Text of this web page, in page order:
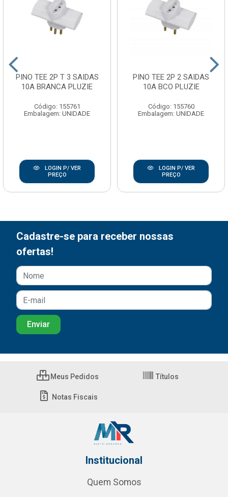
PINO TEE 2P T 3 SAIDAS
10A BRANCA PLUZIE
Código: 155761
Embalagem: UNIDADE
LOGIN P/ VER
PREÇO
PINO TEE 2P 2 SAIDAS
10A BCO PLUZIE
Código: 155760
Embalagem: UNIDADE
LOGIN P/ VER
PREÇO
Cadastre-se para receber nossas
ofertas!
Meus Pedidos Títulos
Notas Fiscais
Institucional
Quem Somos